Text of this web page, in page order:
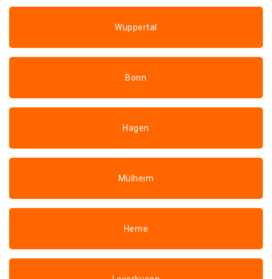
Wuppertal
Bonn
Hagen
Mülheim
Herne